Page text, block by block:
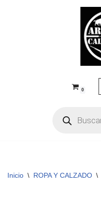
0
Inicio \ ROPA Y CALZADO \